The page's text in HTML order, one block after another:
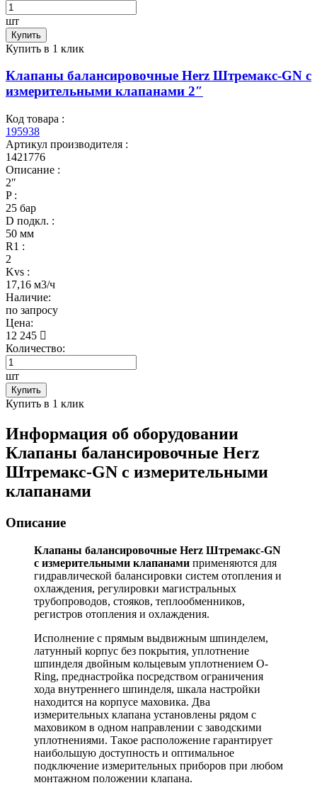
шт
Купить
Купить в 1 клик
Клапаны балансировочные Herz Штремакс-GN c
измерительными клапанами 2″
Код товара :
195938
Артикул производителя :
1421776
Описание :
2″
P :
25 бар
D подкл. :
50 мм
R1 :
2
Kvs :
17,16 м3/ч
Наличие:
по запросу
Цена:
12 245
Количество:
шт
Купить
Купить в 1 клик
Информация об оборудовании
Клапаны балансировочные Herz
Штремакс-GN c измерительными
клапанами
Описание
Клапаны балансировочные Herz Штремакс-GN
c измерительными клапанами применяются для
гидравлической балансировки систем отопления и
охлаждения, регулировки магистральных
трубопроводов, стояков, теплообменников,
регистров отопления и охлаждения.
Исполнение с прямым выдвижным шпинделем,
латунный корпус без покрытия, уплотнение
шпинделя двойным кольцевым уплотнением O-
Ring, преднастройка посредством ограничения
хода внутреннего шпинделя, шкала настройки
находится на корпусе маховика. Два
измерительных клапана установлены рядом с
маховиком в одном направлении с заводскими
уплотнениями. Такое расположение гарантирует
наибольшую доступность и оптимальное
подключение измерительных приборов при любом
монтажном положении клапана.